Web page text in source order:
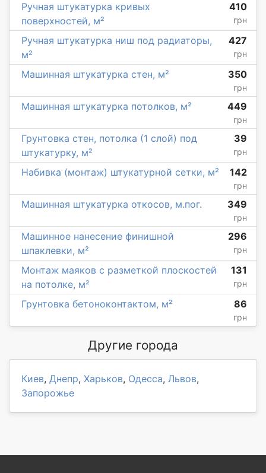
Ручная штукатурка кривых
поверхностей, м²
410
грн
Ручная штукатурка ниш под радиаторы,
м²
427
грн
Машинная штукатурка стен, м² 350
грн
Машинная штукатурка потолков, м² 449
грн
Грунтовка стен, потолка (1 слой) под
штукатурку, м²
39
грн
Набивка (монтаж) штукатурной сетки, м² 142
грн
Машинная штукатурка откосов, м.пог. 349
грн
Машинное нанесение финишной
шпаклевки, м²
296
грн
Монтаж маяков с разметкой плоскостей
на потолке, м²
131
грн
Грунтовка бетоноконтактом, м² 86
грн
Другие города
Киев, Днепр, Харьков, Одесса, Львов,
Запорожье